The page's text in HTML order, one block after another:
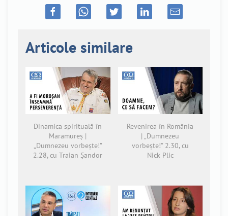
Articole similare
Dinamica spirituală în
Maramureș |
„Dumnezeu vorbește!”
2.28, cu Traian Șandor
Revenirea în România
| „Dumnezeu
vorbește!” 2.30, cu
Nick Plic